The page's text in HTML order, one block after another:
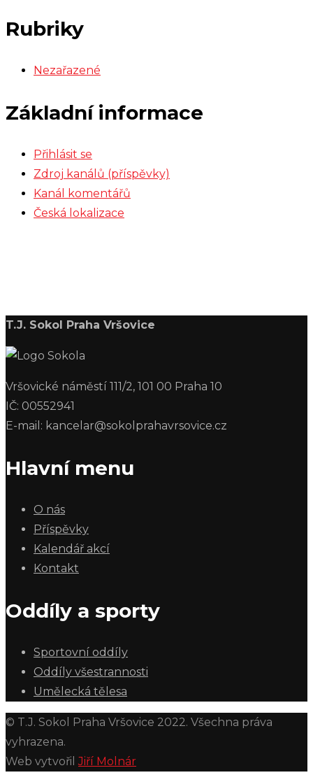
Rubriky
Nezařazené
Základní informace
Přihlásit se
Zdroj kanálů (příspěvky)
Kanál komentářů
Česká lokalizace
T.J. Sokol Praha Vršovice
Vršovické náměstí 111/2, 101 00 Praha 10
IČ: 00552941
E-mail: kancelar@sokolprahavrsovice.cz
Hlavní menu
O nás
Příspěvky
Kalendář akcí
Kontakt
Oddíly a sporty
Sportovní oddíly
Oddíly všestrannosti
Umělecká tělesa
© T.J. Sokol Praha Vršovice 2022. Všechna práva
vyhrazena.
Web vytvořilJiří Molnár